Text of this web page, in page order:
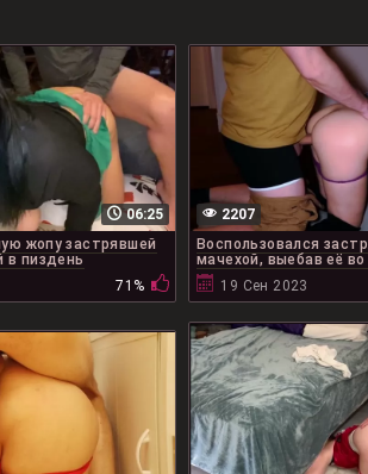
06:25
жопу застрявшей
в пиздень
71%
2207
Воспользовался
мачехой, выебав её
19 Сен 2023